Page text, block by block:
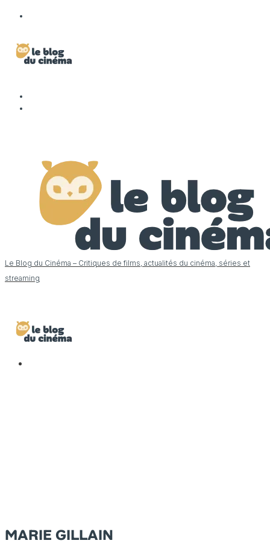
Le Blog du Cinéma – Critiques de films, actualités du cinéma, séries et
streaming
MARIE GILLAIN